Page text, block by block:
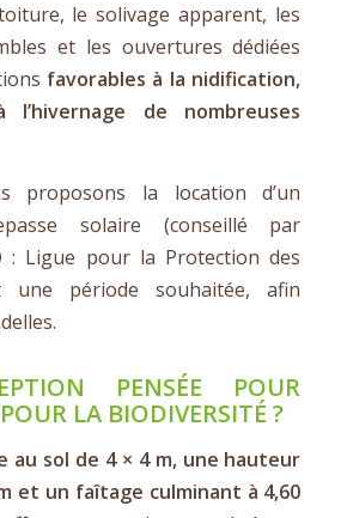
le solivage apparent, les
et les ouvertures dédiées
favorables à la nidification,
de nombreuses
proposons la location d’un
solaire (conseillé par
: Ligue pour la Protection des
une période souhaitée, afin
PENSÉE POUR
LA BIODIVERSITÉ ?
au sol de 4 × 4 m, une hauteur
et un faîtage culminant à 4,60